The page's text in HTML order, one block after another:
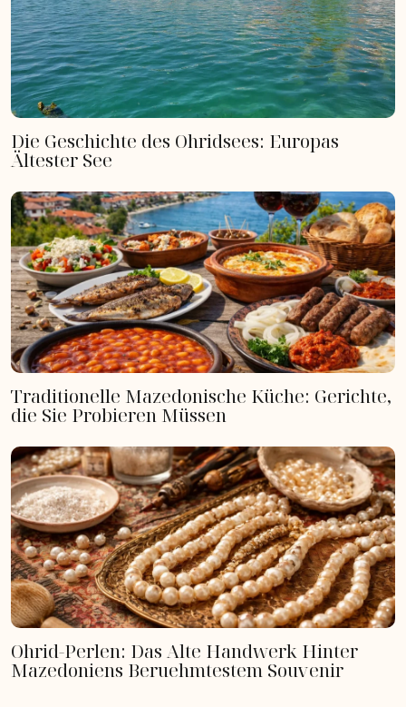
Die Geschichte des Ohridsees: Europas
Ältester See
Traditionelle Mazedonische Küche: Gerichte,
die Sie Probieren Müssen
Ohrid-Perlen: Das Alte Handwerk Hinter
Mazedoniens Beruehmtestem Souvenir